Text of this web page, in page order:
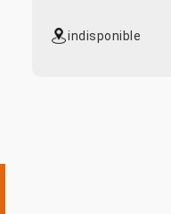
indisponible